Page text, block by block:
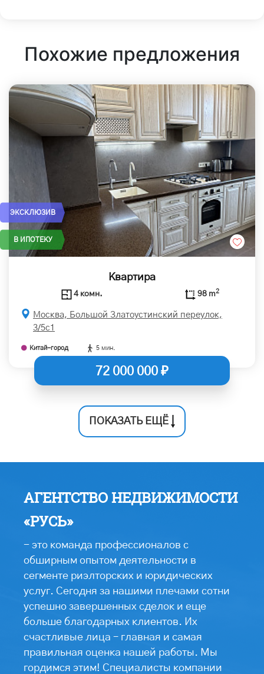
Похожие предложения
ЭКСКЛЮЗИВ
В ИПОТЕКУ
Квартира
4 комн. 98 m2
Москва, Большой Златоустинский переулок,
3/5с1
Китай-город 5 мин.
72 000 000 ₽
ПОКАЗАТЬ ЕЩЁ
АГЕНТСТВО НЕДВИЖИМОСТИ
«РУСЬ»
- это команда профессионалов с
обширным опытом деятельности в
сегменте риэлторских и юридических
услуг. Сегодня за нашими плечами сотни
успешно завершенных сделок и еще
больше благодарных клиентов. Их
счастливые лица – главная и самая
правильная оценка нашей работы. Мы
гордимся этим! Специалисты компании